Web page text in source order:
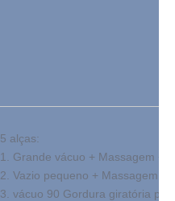
5 alças:
1. Grande vácuo + Massagem +
2. Vazio pequeno + Massagem
3. vácuo 90 Gordura giratória